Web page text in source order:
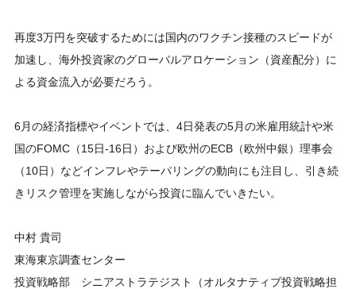
再度3万円を突破するためには国内のワクチン接種のスピードが
加速し、海外投資家のグローバルアロケーション（資産配分）に
よる資金流入が必要だろう。
6月の経済指標やイベントでは、4日発表の5月の米雇用統計や米
国のFOMC（15日-16日）および欧州のECB（欧州中銀）理事会
（10日）などインフレやテーパリングの動向にも注目し、引き続
きリスク管理を実施しながら投資に臨んでいきたい。
中村 貴司
東海東京調査センター
投資戦略部 シニアストラテジスト（オルタナティブ投資戦略担